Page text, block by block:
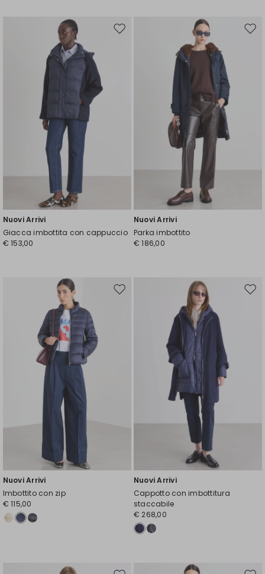
Sposta
Nuovi Arrivi
Giacca imbottita con cappuccio
€ 153,00
Nuovi Arrivi
Parka imbottito
€ 186,00
Sposta
Nuovi Arrivi
Imbottito con zip
€ 115,00
Nuovi Arrivi
Cappotto con imbottitura
staccabile
€ 268,00